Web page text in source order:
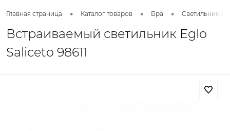
Главная страница • Каталог товаров • Бра • Светильники
Встраиваемый светильник Eglo
Saliceto 98611